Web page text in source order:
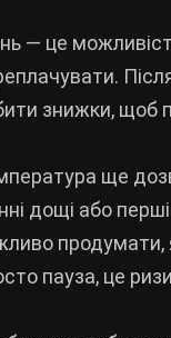
— це
знижки, щоб
ще
дощі або
продумати,
пауза, це